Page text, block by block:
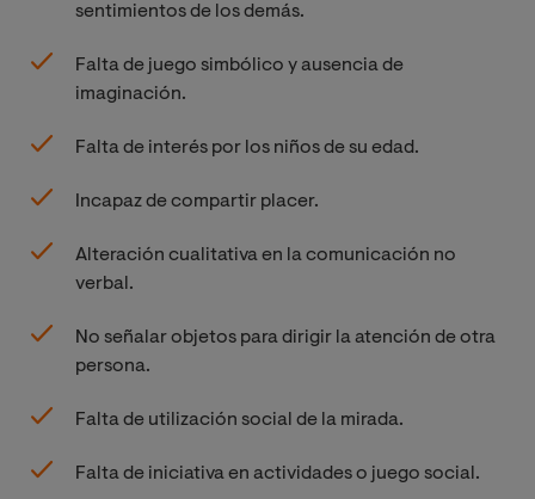
sentimientos de los demás.
Falta de juego simbólico y ausencia de
imaginación.
Falta de interés por los niños de su edad.
Incapaz de compartir placer.
Alteración cualitativa en la comunicación no
verbal.
No señalar objetos para dirigir la atención de otra
persona.
Falta de utilización social de la mirada.
Falta de iniciativa en actividades o juego social.